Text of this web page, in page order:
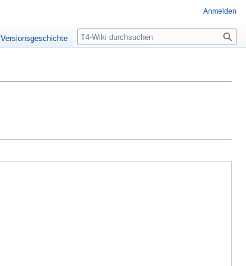
Anmelden
Versionsgeschichte Suche